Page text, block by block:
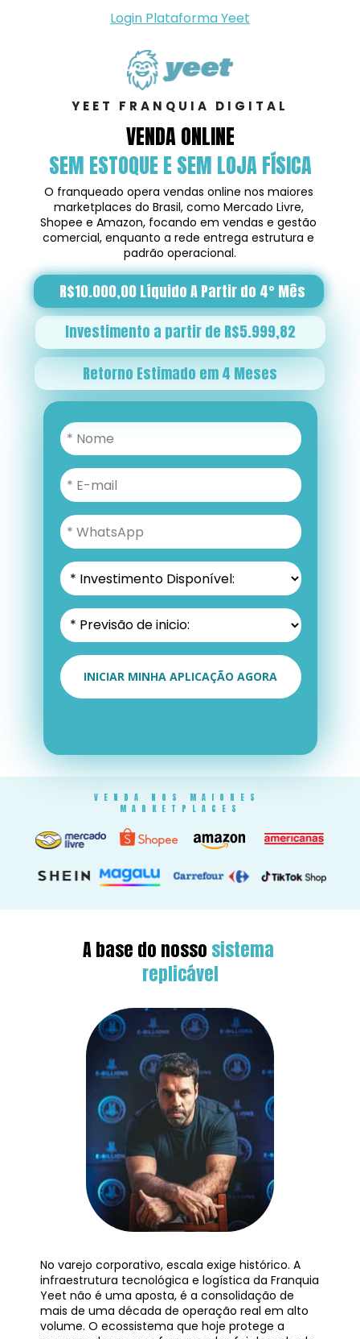
Login Plataforma Yeet
YEET FRANQUIA DIGITAL
VENDA ONLINE
SEM ESTOQUE E SEM LOJA FÍSICA
INICIAR MINHA APLICAÇÃO AGORA
O franqueado opera vendas online nos maiores
marketplaces do Brasil, como Mercado Livre,
Shopee e Amazon, focando em vendas e gestão
comercial, enquanto a rede entrega estrutura e
padrão operacional.
R$10.000,00 Líquido A Partir do 4° Mês
Retorno Estimado em 4 Meses
Investimento a partir de R$5.999,82
VENDA NOS MAIORES
MARKETPLACES
A base do nosso sistema
replicável
No varejo corporativo, escala exige histórico. A
infraestrutura tecnológica e logística da Franquia
Yeet não é uma aposta, é a consolidação de
mais de uma década de operação real em alto
volume. O ecossistema que hoje protege a